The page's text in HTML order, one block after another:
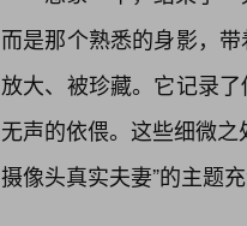
而是那个熟悉的身影，
放大、被珍藏。它记录
无声的依偎。这些细微
摄像头真实夫妻”的主题